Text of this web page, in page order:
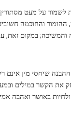
על מעט מסתורין
והחוכמה
במקום זאת,
שיחסי מין אינם
את הקשר במילים
באושר ואהבה